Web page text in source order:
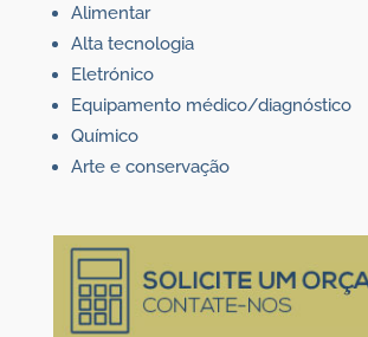
Alimentar
Alta tecnologia
Eletrónico
Equipamento médico/diagnóstico
Químico
Arte e conservação